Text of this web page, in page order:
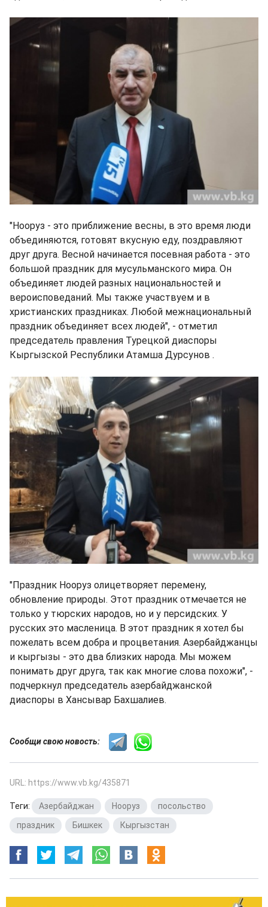
"Нооруз - это приближение весны, в это время люди
объединяются, готовят вкусную еду, поздравляют
друг друга. Весной начинается посевная работа - это
большой праздник для мусульманского мира. Он
объединяет людей разных национальностей и
вероисповеданий. Мы также участвуем и в
христианских праздниках. Любой межнациональный
праздник объединяет всех людей", - отметил
председатель правления Турецкой диаспоры
Кыргызской Республики Атамша Дурсунов .
"Праздник Нооруз олицетворяет перемену,
обновление природы. Этот праздник отмечается не
только у тюрских народов, но и у персидских. У
русских это масленица. В этот праздник я хотел бы
пожелать всем добра и процветания. Азербайджанцы
и кыргызы - это два близких народа. Мы можем
понимать друг друга, так как многие слова похожи", -
подчеркнул председатель азербайджанской
диаспоры в Хансывар Бахшалиев.
Сообщи свою новость:
URL: https://www.vb.kg/435871
Теги: Азербайджан Нооруз посольство
праздник
Бишкек Кыргызстан